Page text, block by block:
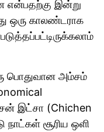
என்பதற்கு இன்று
ஒரு காலண்டராக
பொதுவான அம்சம்
இட்சா (Chichen
நாட்கள் சூரிய ஒளி